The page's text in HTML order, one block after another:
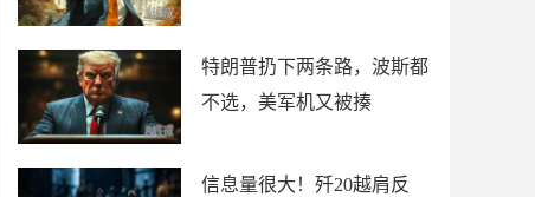
特朗普扔下两条路，波斯都
不选，美军机又被揍
信息量很大！歼20越肩反